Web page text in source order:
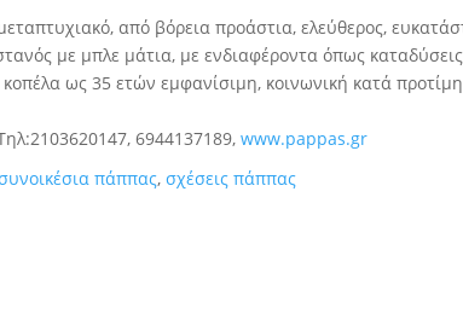
από βόρεια προάστια, ελεύθερος,
με μπλε μάτια, με ενδιαφέροντα όπως
κοπέλα ως 35 ετών εμφανίσιμη, κοινωνική κατά
6944137189,www.pappas.gr
πάππας,σχέσεις πάππας